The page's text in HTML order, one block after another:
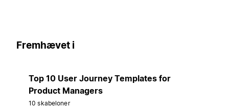
Fremhævet i
Top 10 User Journey Templates for
Product Managers
10 skabeloner